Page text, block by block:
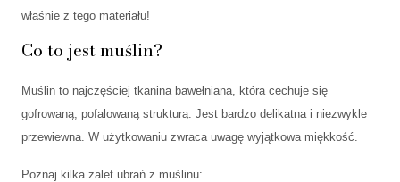
właśnie z tego materiału!
Co to jest muślin?
Muślin to najczęściej tkanina bawełniana, która cechuje się
gofrowaną, pofalowaną strukturą. Jest bardzo delikatna i niezwykle
przewiewna. W użytkowaniu zwraca uwagę wyjątkowa miękkość.
Poznaj kilka zalet ubrań z muślinu: